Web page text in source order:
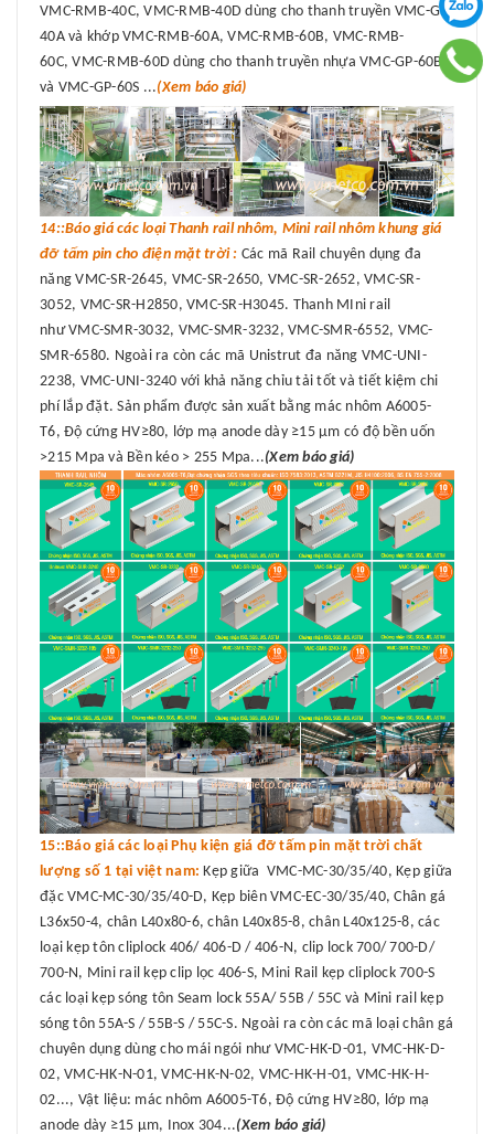
VMC-RMB-40C, VMC-RMB-40D dùng cho thanh truyền VMC-GP-
40A và khớp VMC-RMB-60A, VMC-RMB-60B, VMC-RMB-
60C, VMC-RMB-60D dùng cho thanh truyền nhựa VMC-GP-60B
và VMC-GP-60S ...(Xem báo giá)
14::Báo giá các loại Thanh rail nhôm, Mini rail nhôm khung giá
đỡ tấm pin cho điện mặt trời : Các mã Rail chuyên dụng đa
năng VMC-SR-2645, VMC-SR-2650, VMC-SR-2652, VMC-SR-
3052, VMC-SR-H2850, VMC-SR-H3045. Thanh MIni rail
như VMC-SMR-3032, VMC-SMR-3232, VMC-SMR-6552, VMC-
SMR-6580. Ngoài ra còn các mã Unistrut đa năng VMC-UNI-
2238, VMC-UNI-3240 với khả năng chỉu tải tốt và tiết kiệm chi
phí lắp đặt. Sản phẩm được sản xuất bằng mác nhôm A6005-
T6, Độ cứng HV≥80, lớp mạ anode dày ≥15 μm có độ bền uốn
>215 Mpa và Bền kéo > 255 Mpa...(Xem báo giá)
15::Báo giá các loại Phụ kiện giá đỡ tấm pin mặt trời chất
lượng số 1 tại việt nam:Kẹp giữa VMC-MC-30/35/40, Kẹp giữa
đặc VMC-MC-30/35/40-D, Kẹp biên VMC-EC-30/35/40, Chân gá
L36x50-4, chân L40x80-6, chân L40x85-8, chân L40x125-8, các
loại kẹp tôn cliplock 406/ 406-D / 406-N, clip lock 700/ 700-D/
700-N, Mini rail kẹp clip lọc 406-S, Mini Rail kẹp cliplock 700-S
các loại kẹp sóng tôn Seam lock 55A/ 55B / 55C và Mini rail kẹp
sóng tôn 55A-S / 55B-S / 55C-S. Ngoài ra còn các mã loại chân gá
chuyên dụng dùng cho mái ngói như VMC-HK-D-01, VMC-HK-D-
02, VMC-HK-N-01, VMC-HK-N-02, VMC-HK-H-01, VMC-HK-H-
02..., Vật liệu: mác nhôm A6005-T6, Độ cứng HV≥80, lớp mạ
anode dày ≥15 μm, Inox 304...(Xem báo giá)